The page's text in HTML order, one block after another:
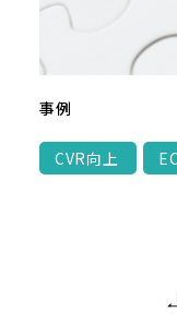
事例
CVR向上